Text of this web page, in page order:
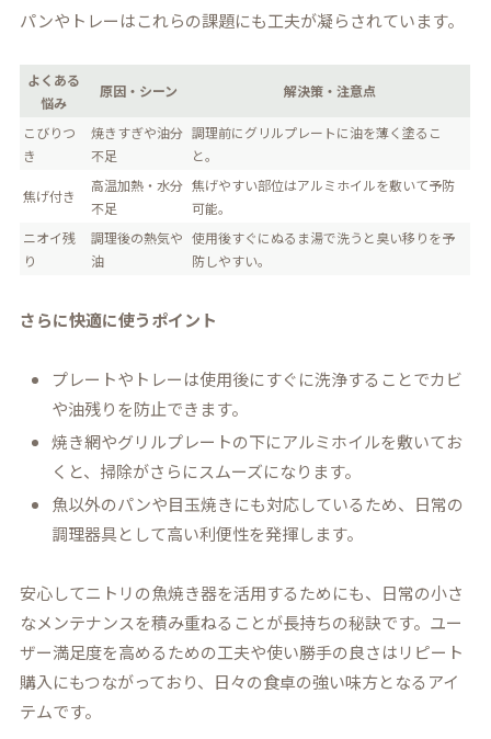
パンやトレーはこれらの課題にも工夫が凝らされています。
よくある
悩み
原因・シーン 解決策・注意点
こびりつ
き
焼きすぎや油分
不足
調理前にグリルプレートに油を薄く塗るこ
と。
焦げ付き
高温加熱・水分
不足
焦げやすい部位はアルミホイルを敷いて予防
可能。
ニオイ残
り
調理後の熱気や
油
使用後すぐにぬるま湯で洗うと臭い移りを予
防しやすい。
さらに快適に使うポイント
プレートやトレーは使用後にすぐに洗浄することでカビ
や油残りを防止できます。
焼き網やグリルプレートの下にアルミホイルを敷いてお
くと、掃除がさらにスムーズになります。
魚以外のパンや目玉焼きにも対応しているため、日常の
調理器具として高い利便性を発揮します。
安心してニトリの魚焼き器を活用するためにも、日常の小さ
なメンテナンスを積み重ねることが長持ちの秘訣です。ユー
ザー満足度を高めるための工夫や使い勝手の良さはリピート
購入にもつながっており、日々の食卓の強い味方となるアイ
テムです。